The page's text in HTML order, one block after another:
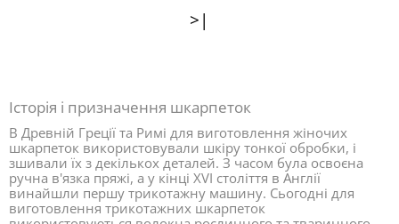
>|
Історія і призначення шкарпеток
В Древній Греції та Римі для виготовлення жіночих
шкарпеток використовували шкіру тонкої обробки, і
зшивали їх з декількох деталей. З часом була освоєна
ручна в'язка пряжі, а у кінці XVI століття в Англії
винайшли першу трикотажну машину. Сьогодні для
виготовлення трикотажних шкарпеток